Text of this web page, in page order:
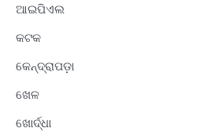
ଆଇପିଏଲ
କଟକ
କେନ୍ଦ୍ରାପଡ଼ା
ଖେଳ
ଖୋର୍ଦ୍ଧା